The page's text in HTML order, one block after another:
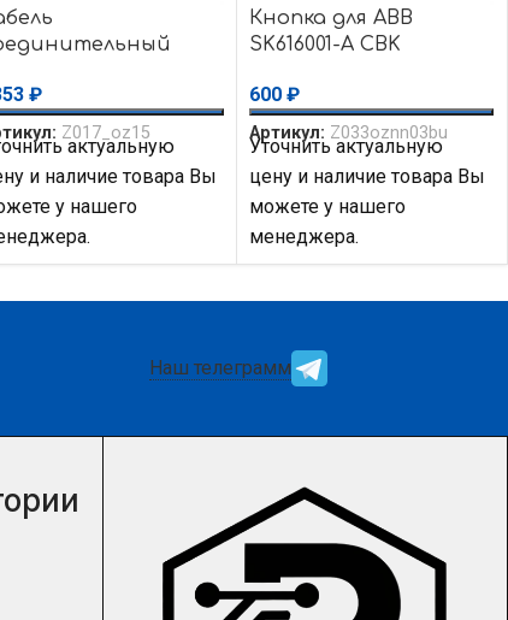
Ом папа, 15 см
₽
Z017_oz15
актуальную
и наличие товара Вы
у нашего
Кнопка для ABB
SK616001-A CBK
600₽
Артикул: Z033oznn03bu
Уточнить актуальную
цену и наличие товара Вы
можете у нашего
менеджера.
Наш телеграмм